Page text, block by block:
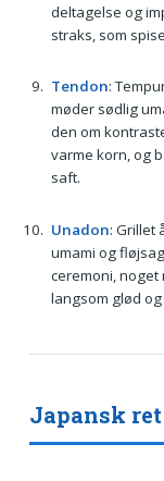
deltagelse og
straks, som
Tendon:
møder sødlig
den om
varme korn, og
saft.
Unadon: Grillet
umami og
ceremoni,
langsom glød
Japansk